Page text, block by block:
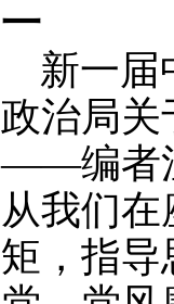
一
新一届
政治局关
——编者
从我们
矩，指导